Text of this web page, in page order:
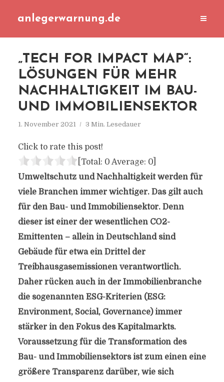
anlegerwarnung.de
„TECH FOR IMPACT MAP“:
LÖSUNGEN FÜR MEHR
NACHHALTIGKEIT IM BAU-
UND IMMOBILIENSEKTOR
1. November 2021 3 Min. Lesedauer
Click to rate this post!
[Total: 0 Average: 0]
Umweltschutz und Nachhaltigkeit werden für
viele Branchen immer wichtiger. Das gilt auch
für den Bau- und Immobiliensektor. Denn
dieser ist einer der wesentlichen CO2-
Emittenten – allein in Deutschland sind
Gebäude für etwa ein Drittel der
Treibhausgasemissionen verantwortlich.
Daher rücken auch in der Immobilienbranche
die sogenannten ESG-Kriterien (ESG:
Environment, Social, Governance) immer
stärker in den Fokus des Kapitalmarkts.
Voraussetzung für die Transformation des
Bau- und Immobiliensektors ist zum einen eine
größere Transparenz darüber, wie sich